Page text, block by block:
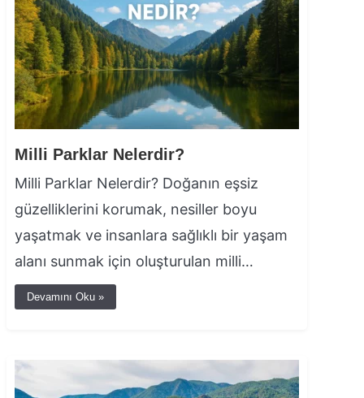
Milli Parklar Nelerdir?
Milli Parklar Nelerdir? Doğanın eşsiz
güzelliklerini korumak, nesiller boyu
yaşatmak ve insanlara sağlıklı bir yaşam
alanı sunmak için oluşturulan milli…
Devamını Oku »